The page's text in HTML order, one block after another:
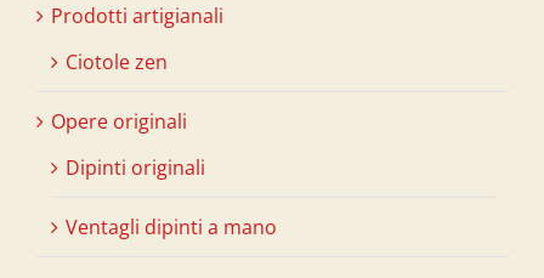
Prodotti artigianali
Ciotole zen
Opere originali
Dipinti originali
Ventagli dipinti a mano